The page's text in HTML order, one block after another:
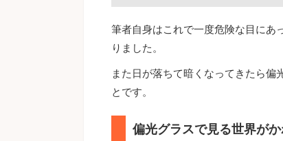
筆者自身はこれで一度危険な目にあ
りました。
また日が落ちて暗くなってきたら偏
とです。
偏光グラスで見る世界が